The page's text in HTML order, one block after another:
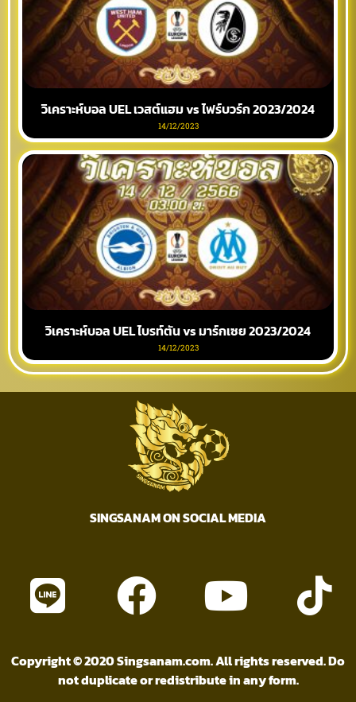
วิเคราะห์บอล UEL เวสต์แฮม vs ไฟร์บวร์ก 2023/2024
14/12/2023
วิเคราะห์บอล UEL ไบรท์ตัน vs มาร์กเซย 2023/2024
14/12/2023
SINGSANAM ON SOCIAL MEDIA
Copyright © 2020 Singsanam.com. All rights reserved. Do
not duplicate or redistribute in any form.